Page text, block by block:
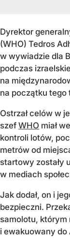
Dyrektor
(WHO) Tedros
w wywiadzie dla
podczas
na
na początku tego
Ostrzał celów w
szef WHO miał
kontroli lotów,
metrów od
startowy zostały
w mediach
Jak dodał, on i
bezpieczni.
samolotu, którym
i ewakuowany do